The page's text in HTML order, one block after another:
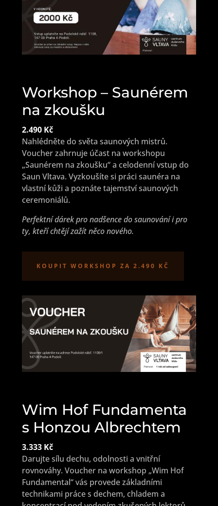
Workshop – Saunérem
na zkoušku
2.490 Kč
Nahlédněte do světa saunových mistrů.
Voucher zahrnuje účast na workshopu
„Saunérem na zkoušku“ a celodenní vstup do
Saun Vltava. Vyzkoušíte si práci saunéra na
vlastní kůži a poznáte tajemství saunových
ceremoniálů.
Perfektní dárek pro nadšence do saunování i pro
ty, kteří chtějí zažít něco nového.
KOUPIT WORKSHOP ZA 2.490 KČ
Wim Hof Fundamenta
s Honzou Albrechtem
3.333 Kč
Darujte sílu dechu, odolnosti a vnitřní
rovnováhy. Voucher na workshop „Wim Hof
Fundamental“ vás provede základními
technikami práce s dechem, chladem a